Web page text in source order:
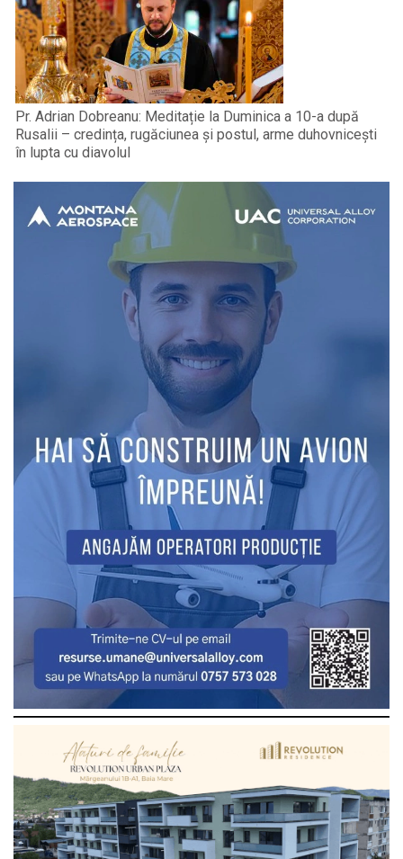
Pr. Adrian Dobreanu: Meditație la Duminica a 10-a după
Rusalii – credința, rugăciunea și postul, arme duhovnicești
în lupta cu diavolul